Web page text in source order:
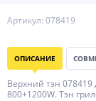
Артикул: 078419
ОПИСАНИЕ
Верхний тэн
800+1200W. Тэн